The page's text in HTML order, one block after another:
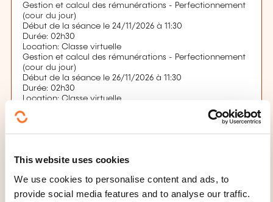
This website uses cookies
We use cookies to personalise content and ads, to
provide social media features and to analyse our traffic.
Gestion et calcul des rémunérations - Perfectionnement
(cour du jour)
Début de la séance le 24/11/2026 à 11:30
Durée: 02h30
Location: Classe virtuelle
Gestion et calcul des rémunérations - Perfectionnement
(cour du jour)
Début de la séance le 26/11/2026 à 11:30
Durée: 02h30
Location: Classe virtuelle
Gestion et calcul des rémunérations - Perfectionnement
(cour du jour)
Gestion et calcul des rémunérations - Perfectionnement
Début de la séance le 03/12/2026 à 11:30
Durée: 02h30